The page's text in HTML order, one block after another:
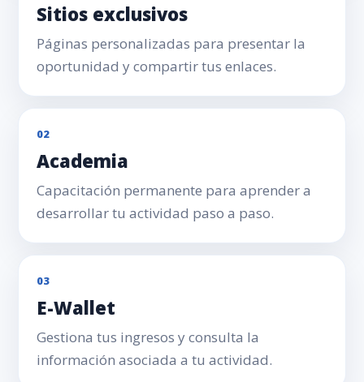
Sitios exclusivos
Páginas personalizadas para presentar la
oportunidad y compartir tus enlaces.
02
Academia
Capacitación permanente para aprender a
desarrollar tu actividad paso a paso.
03
E-Wallet
Gestiona tus ingresos y consulta la
información asociada a tu actividad.